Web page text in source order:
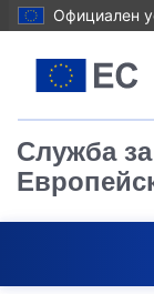
Официален
Служба